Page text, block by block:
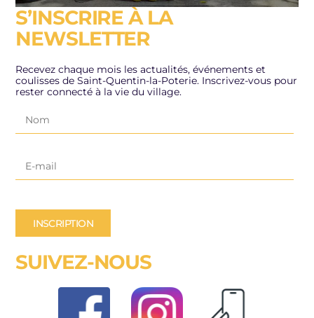
S’INSCRIRE À LA
NEWSLETTER
Recevez chaque mois les actualités, événements et
coulisses de Saint-Quentin-la-Poterie. Inscrivez-vous pour
rester connecté à la vie du village.
INSCRIPTION
SUIVEZ-NOUS